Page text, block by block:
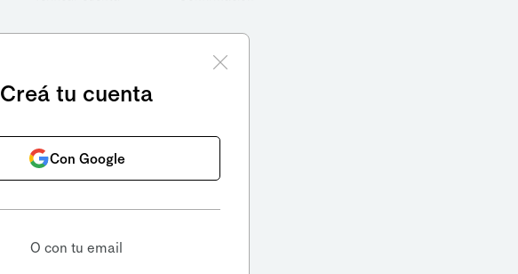
Creá tu cuenta
Con Google
O con tu email